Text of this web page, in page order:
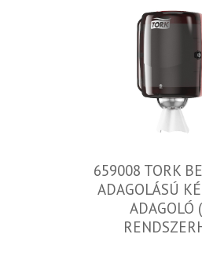
659008 TORK
ADAGOLÁSÚ
ADAGOLÓ